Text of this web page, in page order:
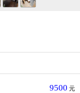
9500 元